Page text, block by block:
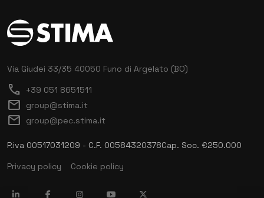
Via Giudei 33/35 40050 Funo di Argelato (BO)
call +39 051 8651511
mail group@stima.it
mail group@pec.stima.it
P.iva 00517031209 - C.F. 00584320378Cap. Soc. €250.000
Privacy policy
Cookie policy